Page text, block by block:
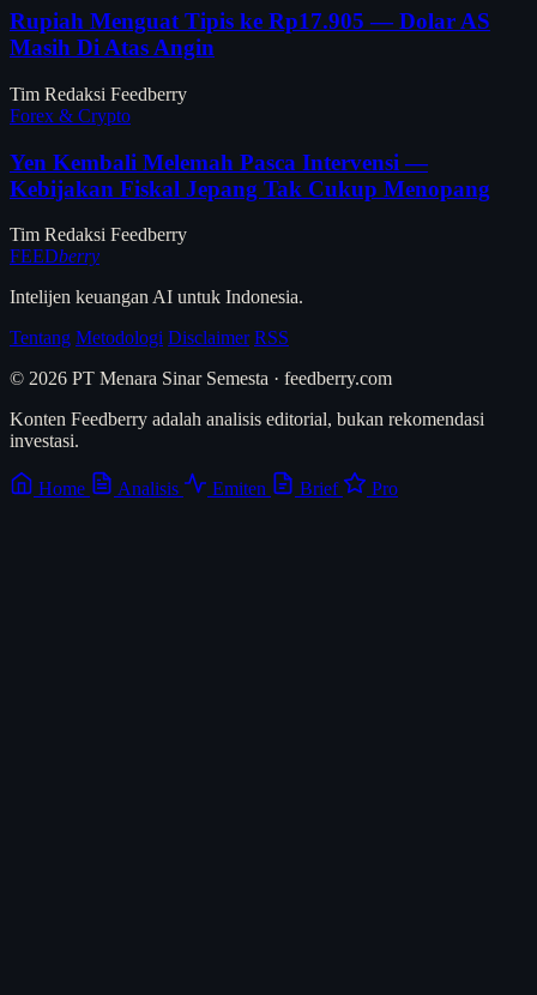
Rupiah Menguat Tipis ke Rp17.905 — Dolar AS
Masih Di Atas Angin
Tim Redaksi Feedberry
Forex & Crypto
Yen Kembali Melemah Pasca Intervensi —
Kebijakan Fiskal Jepang Tak Cukup Menopang
Tim Redaksi Feedberry
FEEDberry
Intelijen keuangan AI untuk Indonesia.
Tentang Metodologi Disclaimer RSS
© 2026 PT Menara Sinar Semesta · feedberry.com
Konten Feedberry adalah analisis editorial, bukan rekomendasi
investasi.
Home Analisis Emiten Brief Pro